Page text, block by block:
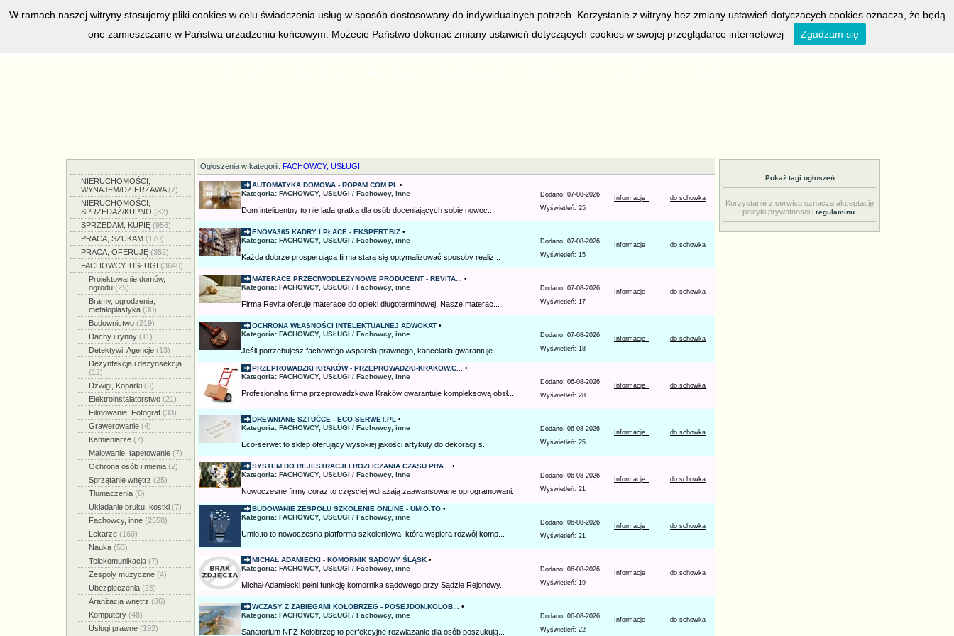
w bieżacej chwili posiadamy5558aktywnych ogłoszeń, serwis przeglądają 60osoby, życzenia imieninowe i kwiaty adresujemy dziś do: Izy, Rajmunda i Seweryna
NIERUCHOMOŚCI,
WYNAJEM/DZIERŻAWA(7)
NIERUCHOMOŚCI,
SPRZEDAŻ/KUPNO (32)
SPRZEDAM, KUPIĘ (956)
PRACA, SZUKAM (170)
PRACA, OFERUJĘ (352)
FACHOWCY, USŁUGI (3640)
Projektowanie domów,
ogrodu (25)
Bramy, ogrodzenia,
metaloplastyka (30)
Budownictwo (219)
Dachy i rynny (11)
Detektywi, Agencje (13)
Dezynfekcja i dezynsekcja
(12)
Dźwigi, Koparki (3)
Elektroinstalatorstwo (21)
Filmowanie, Fotograf (33)
Grawerowanie (4)
Kamieniarze (7)
Malowanie, tapetowanie (7)
Ochrona osób i mienia (2)
Sprzątanie wnętrz (25)
Tłumaczenia (8)
Układanie bruku, kostki (7)
Fachowcy, inne (2558)
Lekarze (160)
Nauka (53)
Telekomunikacja (7)
Zespoły muzyczne (4)
Ubezpieczenia (25)
Aranżacja wnętrz (86)
Komputery (48)
Usługi prawne (192)
Ogłoszenia w kategorii: FACHOWCY, USŁUGI
AUTOMATYKA DOMOWA - ROPAM.COM.PL •
Kategoria: FACHOWCY, USŁUGI / Fachowcy, inne
Dom inteligentny to nie lada gratka dla osób doceniających sobie nowoc...
Dodano: 07-08-2026
Wyświetleń: 25
Informacje do schowka
ENOVA365 KADRY I PŁACE - EKSPERT.BIZ •
Kategoria: FACHOWCY, USŁUGI / Fachowcy, inne
Każda dobrze prosperująca firma stara się optymalizować sposoby realiz...
Dodano: 07-08-2026
Wyświetleń: 15
Informacje do schowka
MATERACE PRZECIWODLEŻYNOWE PRODUCENT - REVITA...
•
Kategoria: FACHOWCY, USŁUGI / Fachowcy, inne
Firma Revita oferuje materace do opieki długoterminowej. Nasze materac...
Dodano: 07-08-2026
Wyświetleń: 17
Informacje do schowka
OCHRONA WŁASNOŚCI INTELEKTUALNEJ ADWOKAT •
Kategoria: FACHOWCY, USŁUGI / Fachowcy, inne
Jeśli potrzebujesz fachowego wsparcia prawnego, kancelaria gwarantuje ...
Dodano: 07-08-2026
Wyświetleń: 18
Informacje do schowka
PRZEPROWADZKI KRAKÓW - PRZEPROWADZKI-KRAKOW.C...
•
Kategoria: FACHOWCY, USŁUGI / Fachowcy, inne
Profesjonalna firma przeprowadzkowa Kraków gwarantuje kompleksową obsł...
Dodano: 06-08-2026
Wyświetleń: 28
Informacje do schowka
DREWNIANE SZTUĆCE - ECO-SERWET.PL •
Kategoria: FACHOWCY, USŁUGI / Fachowcy, inne
Eco-serwet to sklep oferujący wysokiej jakości artykuły do dekoracji s...
Dodano: 06-08-2026
Wyświetleń: 25
Informacje do schowka
SYSTEM DO REJESTRACJI I ROZLICZANIA CZASU PRA...
•
Kategoria: FACHOWCY, USŁUGI / Fachowcy, inne
Nowoczesne firmy coraz to częściej wdrażają zaawansowane oprogramowani...
Dodano: 06-08-2026
Wyświetleń: 21
Informacje do schowka
BUDOWANIE ZESPOŁU SZKOLENIE ONLINE - UMIO.TO •
Kategoria: FACHOWCY, USŁUGI / Fachowcy, inne
Umio.to to nowoczesna platforma szkoleniowa, która wspiera rozwój komp...
Dodano: 06-08-2026
Wyświetleń: 21
Informacje do schowka
MICHAŁ ADAMIECKI - KOMORNIK SĄDOWY ŚLĄSK •
Kategoria: FACHOWCY, USŁUGI / Fachowcy, inne
Michał Adamiecki pełni funkcję komornika sądowego przy Sądzie Rejonowy...
Dodano: 06-08-2026
Wyświetleń: 19
Informacje do schowka
WCZASY Z ZABIEGAMI KOŁOBRZEG - POSEJDON.KOLOB...
•
Kategoria: FACHOWCY, USŁUGI / Fachowcy, inne
Sanatorium NFZ Kołobrzeg to perfekcyjne rozwiązanie dla osób poszukują...
Dodano: 06-08-2026
Wyświetleń: 22
Informacje do schowka
Pokaż tagi ogłoszeń
Korzystanie z serwisu oznacza akceptację
polityki prywatnosci i regulaminu.
W ramach naszej witryny stosujemy pliki cookies w celu świadczenia usług w sposób dostosowany do indywidualnych potrzeb. Korzystanie z witryny bez zmiany ustawień dotyczacych cookies oznacza, że będą
one zamieszczane w Państwa urzadzeniu końcowym. Możecie Państwo dokonać zmiany ustawień dotyczących cookies w swojej przeglądarce internetowej
Zgadzam się